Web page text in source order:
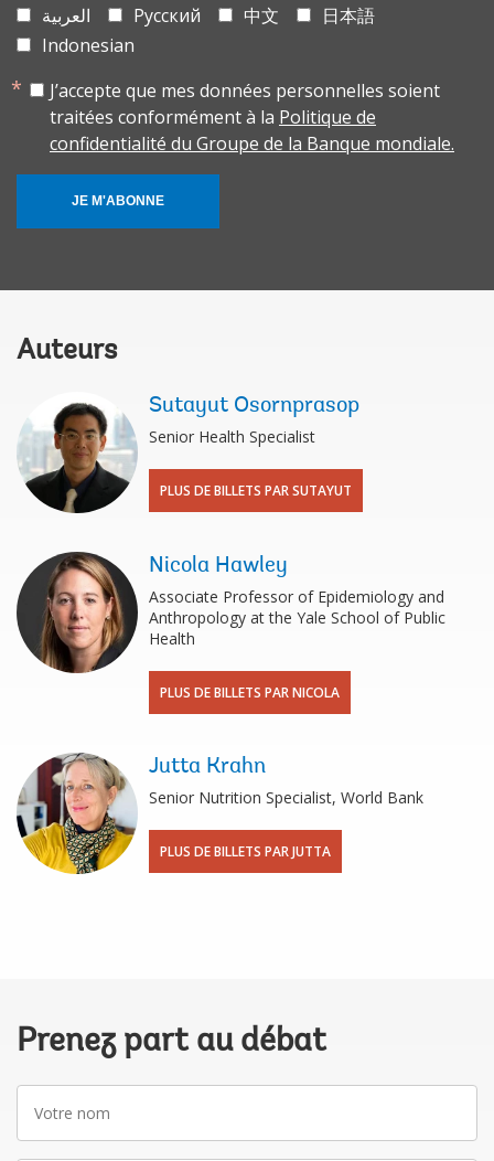
العربية
Русский 中文
日本語
Indonesian
J’accepte que mes données personnelles soient
traitées conformément à la Politique de
confidentialité du Groupe de la Banque mondiale.
JE M'ABONNE
Auteurs
Sutayut Osornprasop
Senior Health Specialist
PLUS DE BILLETS PAR SUTAYUT
Nicola Hawley
Associate Professor of Epidemiology and
Anthropology at the Yale School of Public
Health
PLUS DE BILLETS PAR NICOLA
Jutta Krahn
Senior Nutrition Specialist, World Bank
PLUS DE BILLETS PAR JUTTA
Prenez part au débat
nom